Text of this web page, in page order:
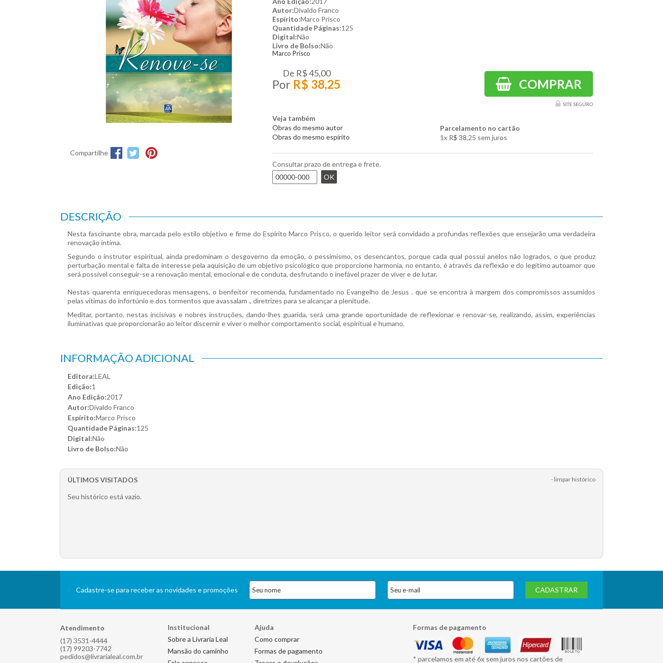
Compartilhe
Autor:Divaldo Franco
Espírito:Marco Prisco
Quantidade Páginas:125
Digital:Não
Livro de Bolso:Não
Marco Prisco
De R$ 45,00
Por R$ 38,25 COMPRAR
SITE SEGURO
Veja também
Obras do mesmo autor
Obras do mesmo espírito
Parcelamento no cartão
1x R$ 38,25 sem juros
Consultar prazo de entrega e frete.
OK
DESCRIÇÃO
Nesta fascinante obra, marcada pelo estilo objetivo e firme do Espírito Marco Prisco, o querido leitor será convidado a profundas reflexões que ensejarão uma verdadeira
renovação íntima.
Segundo o instrutor espiritual, ainda predominam o desgoverno da emoção, o pessimismo, os desencantos, porque cada qual possui anelos não logrados, o que produz
perturbação mental e falta de interesse pela aquisição de um objetivo psicológico que proporcione harmonia, no entanto, é através da reflexão e do legítimo autoamor que
será possível conseguir-se a renovação mental, emocional e de conduta, desfrutando o inefável prazer de viver e de lutar.
Nestas quarenta enriquecedoras mensagens, o benfeitor recomenda, fundamentado no Evangelho de Jesus . que se encontra à margem dos compromissos assumidos
pelas vítimas do infortúnio e dos tormentos que avassalam ., diretrizes para se alcançar a plenitude.
Meditar, portanto, nestas incisivas e nobres instruções, dando-lhes guarida, será uma grande oportunidade de reflexionar e renovar-se, realizando, assim, experiências
iluminativas que proporcionarão ao leitor discernir e viver o melhor comportamento social, espiritual e humano.
INFORMAÇÃO ADICIONAL
Editora:LEAL
Edição:1
Ano Edição:2017
Autor:Divaldo Franco
Espírito:Marco Prisco
Quantidade Páginas:125
Digital:Não
Livro de Bolso:Não
ÚLTIMOS VISITADOS - limpar histórico
Seu histórico está vazio.
Cadastre-se para receber as novidades e promoções CADASTRAR
Atendimento
(17) 3531-4444
(17) 99203-7742
pedidos@livrarialeal.com.br
Institucional
Sobre a Livraria Leal
Mansão do caminho
Ajuda
Como comprar
Formas de pagamento
Formas de pagamento
* parcelamos em até 6x sem juros nos cartões de